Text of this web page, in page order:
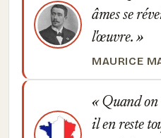
âmes se
l'œuvre.
MAURICE
Quand on
il en reste